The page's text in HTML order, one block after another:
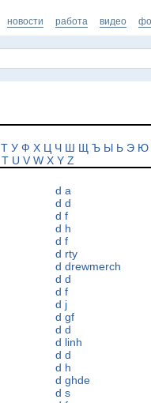
новости работа видео
Т У Ф Х Ц Ч Ш Щ Ъ Ы Ь Э Ю
T U V W X Y Z
d a
d d
d f
d h
d f
d rty
d drewmerch
d d
d f
d j
d gf
d d
d linh
d d
d h
d ghde
d s